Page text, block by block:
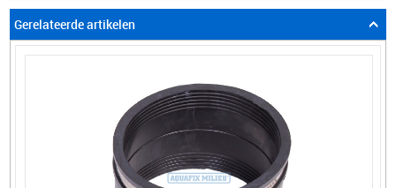
Gerelateerde artikelen